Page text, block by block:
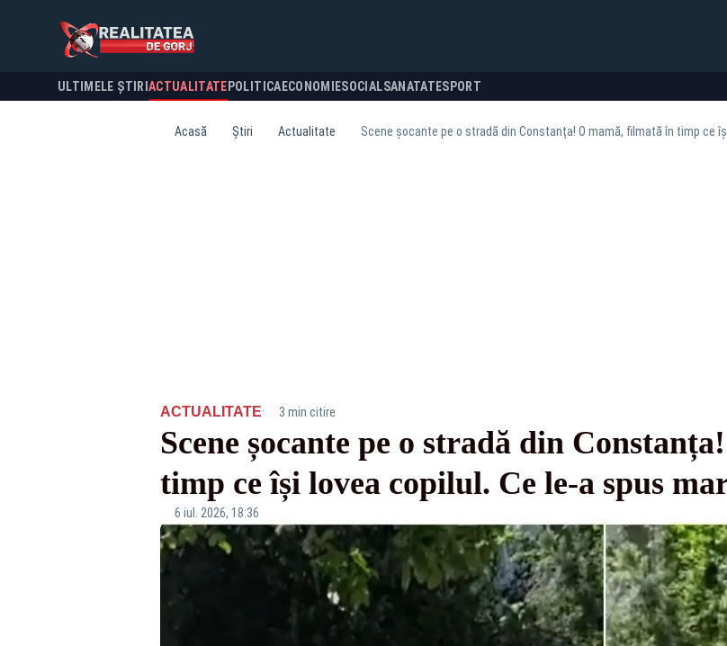
ULTIMELE ȘTIRI ACTUALITATE POLITICA ECONOMIESOCIALSANATATESPORT
Acasă Știri Actualitate Scene șocante pe o stradă din Constanța! O mamă, filmată în timp ce
ACTUALITATE· 3 min citire
Scene șocante pe o stradă din
timp ce își lovea copilul. Ce le-a spus
6 iul. 2026, 18:36